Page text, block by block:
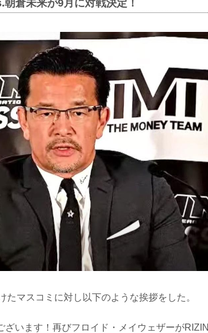
倉未来が9月に対戦決定！
マスコミに対し以下のような挨拶をした。
ざいます！再びフロイド・メイウェザーが